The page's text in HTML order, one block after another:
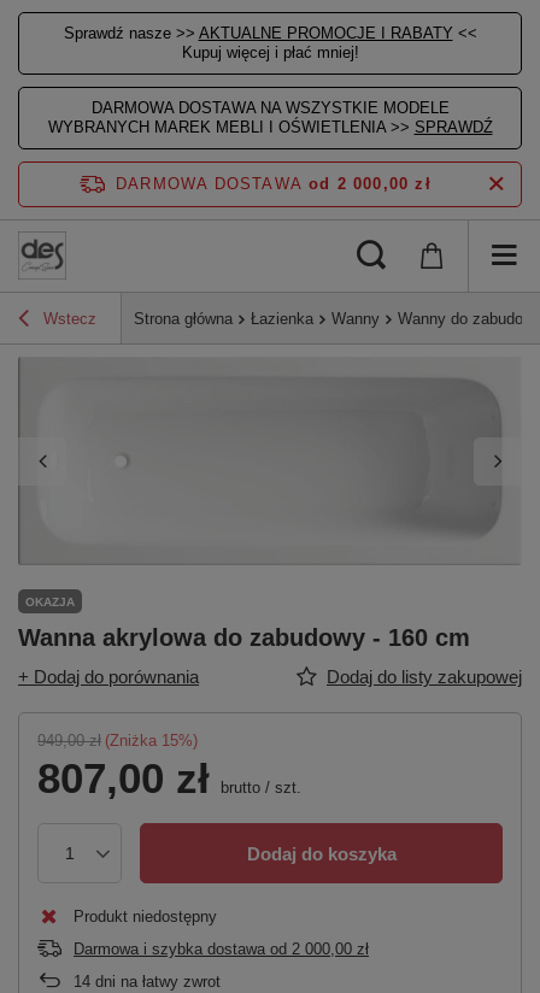
Sprawdź nasze >> AKTUALNE PROMOCJE I RABATY <<
Kupuj więcej i płać mniej!
DARMOWA DOSTAWA NA WSZYSTKIE MODELE
WYBRANYCH MAREK MEBLI I OŚWIETLENIA >> SPRAWDŹ
DARMOWA DOSTAWA od 2 000,00 zł
Wstecz Strona główna Łazienka Wanny Wanny do
OKAZJA
Wanna akrylowa do zabudowy - 160 cm
+ Dodaj do porównania Dodaj do listy zakupowej
949,00 zł (Zniżka 15%)
807,00 zł brutto / szt.
Dodaj do koszyka
Produkt niedostępny
Darmowa i szybka dostawa od 2 000,00 zł
14 dni na łatwy zwrot